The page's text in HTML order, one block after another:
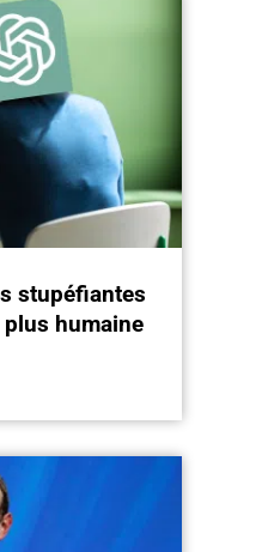
stupéfiantes
plus humaine